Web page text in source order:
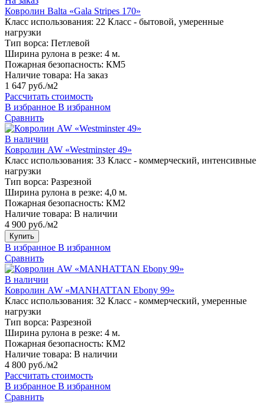
Ковролин Balta «Gala Stripes 170»
Класс использования: 22 Класс - бытовой, умеренные
нагрузки
Тип ворса: Петлевой
Ширина рулона в резке: 4 м.
Пожарная безопасность: КМ5
Наличие товара: На заказ
1 647 руб./м2
Рассчитать стоимость
В избранное В избранном
Сравнить
В наличии
Ковролин AW «Westminster 49»
Класс использования: 33 Класс - коммерческий, интенсивные
нагрузки
Тип ворса: Разрезной
Ширина рулона в резке: 4,0 м.
Пожарная безопасность: КМ2
Наличие товара: В наличии
4 900 руб./м2
Купить
В избранное В избранном
Сравнить
В наличии
Ковролин AW «MANHATTAN Ebony 99»
Класс использования: 32 Класс - коммерческий, умеренные
нагрузки
Тип ворса: Разрезной
Ширина рулона в резке: 4 м.
Пожарная безопасность: КМ2
Наличие товара: В наличии
4 800 руб./м2
Рассчитать стоимость
В избранное В избранном
Сравнить